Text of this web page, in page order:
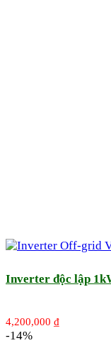
Inverter độc lập
4,200,000 ₫
-14%